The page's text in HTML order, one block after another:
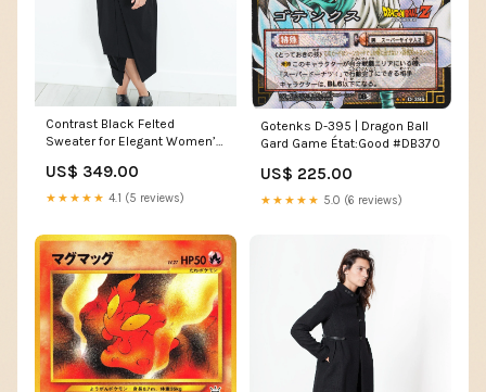
Contrast Black Felted
Sweater for Elegant Women’s
US$ 349.00
★★★★★ 4.1 (5 reviews)
Gotenks D-395 | Dragon Ball
Gard Game État:Good #DB370
US$ 225.00
★★★★★ 5.0 (6 reviews)